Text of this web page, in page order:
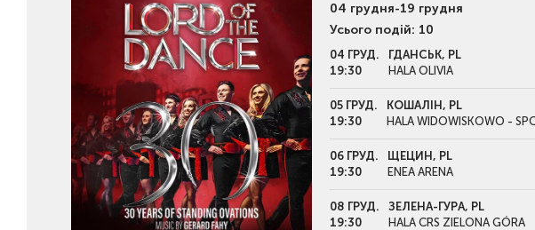
04 грудня-19 грудня
Усього подій: 10
04 ГРУД.
19:30
ГДАНСЬК, PL
HALA OLIVIA
05 ГРУД.
19:30
КОШАЛІН, PL
HALA WIDOWISKOWO -
06 ГРУД.
19:30
ЩЕЦИН, PL
ENEA ARENA
08 ГРУД.
19:30
ЗЕЛЕНА-ГУРА, PL
HALA CRS ZIELONA GÓRA